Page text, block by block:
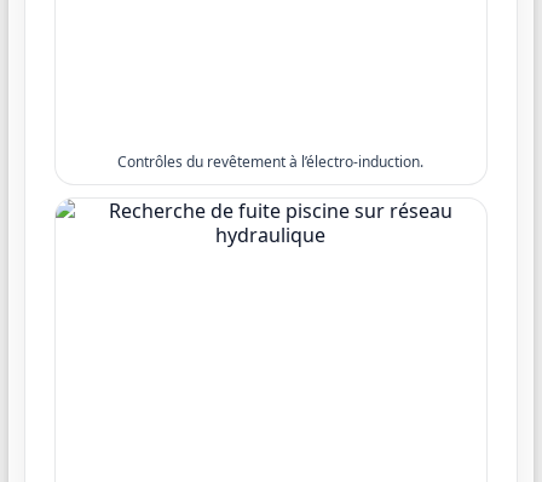
Contrôles du revêtement à l’électro-induction.